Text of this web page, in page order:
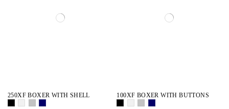
250XF BOXER WITH SHELL 100XF BOXER WITH BUTTONS